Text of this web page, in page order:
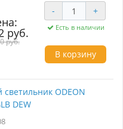
участке. Светильники
800, 1000, 1200,
с дополнительным
357782). Колышек для
углом - в комплекте.
руб.
руб.
- +
Есть в наличии
В корзину
ODEON
DEW